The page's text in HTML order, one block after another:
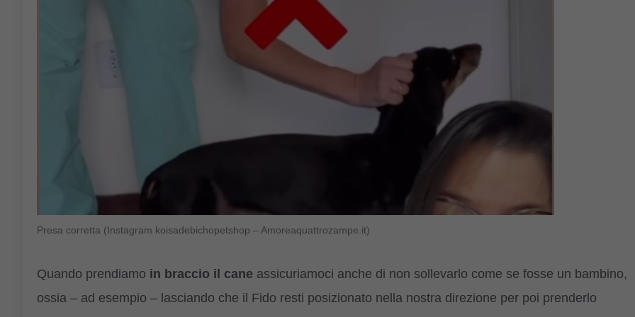
Presa corretta (Instagram koisadebichopetshop – Amoreaquattrozampe.it)
Quando prendiamo in braccio il cane assicuriamoci anche di non sollevarlo come se fosse un bambino,
ossia – ad esempio – lasciando che il Fido resti posizionato nella nostra direzione per poi prenderlo